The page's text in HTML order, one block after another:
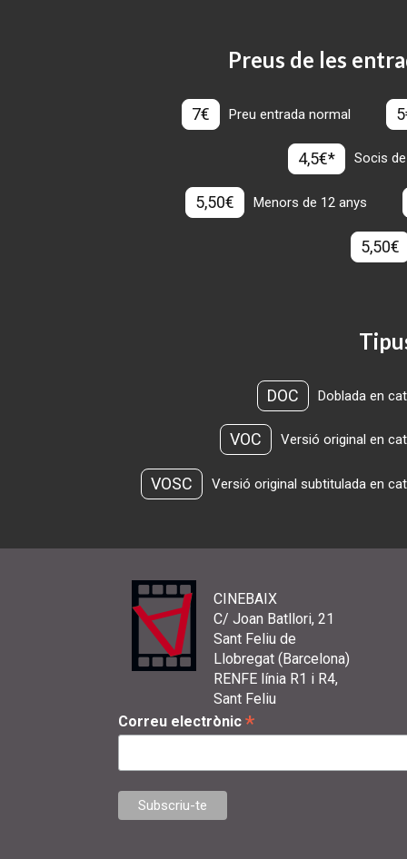
Preus de les
7€ Preu entrada normal
4,5€* Socis
5,50€ Menors de 12 anys
5,50€
DOC Doblada en
VOC Versió original en
VOSC Versió original subtitulada en
CINEBAIX
C/ Joan Batllori, 21
Sant Feliu de
Llobregat (Barcelona)
RENFE línia R1 i R4,
Sant Feliu
Correu electrònic *